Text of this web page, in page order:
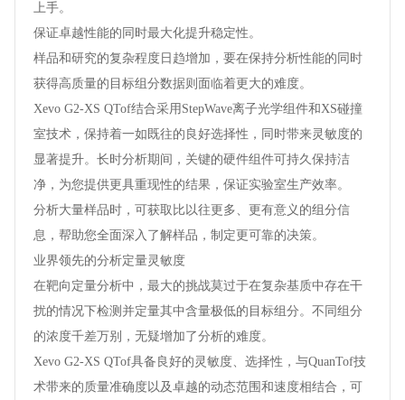
上手。
保证卓越性能的同时最大化提升稳定性。
样品和研究的复杂程度日趋增加，要在保持分析性能的同时
获得高质量的目标组分数据则面临着更大的难度。
Xevo G2-XS QTof结合采用StepWave离子光学组件和XS碰撞
室技术，保持着一如既往的良好选择性，同时带来灵敏度的
显著提升。长时分析期间，关键的硬件组件可持久保持洁
净，为您提供更具重现性的结果，保证实验室生产效率。
分析大量样品时，可获取比以往更多、更有意义的组分信
息，帮助您全面深入了解样品，制定更可靠的决策。
业界领先的分析定量灵敏度
在靶向定量分析中，最大的挑战莫过于在复杂基质中存在干
扰的情况下检测并定量其中含量极低的目标组分。不同组分
的浓度千差万别，无疑增加了分析的难度。
Xevo G2-XS QTof具备良好的灵敏度、选择性，与QuanTof技
术带来的质量准确度以及卓越的动态范围和速度相结合，可